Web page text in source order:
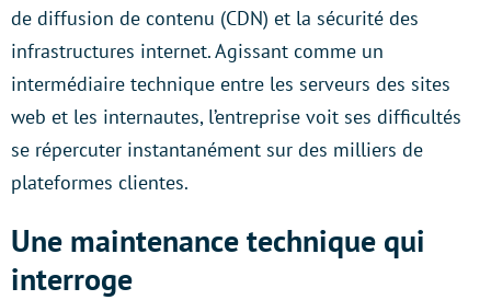
de diffusion de contenu (CDN) et la sécurité des
infrastructures internet. Agissant comme un
intermédiaire technique entre les serveurs des sites
web et les internautes, l’entreprise voit ses difficultés
se répercuter instantanément sur des milliers de
plateformes clientes.
Une maintenance technique qui
interroge